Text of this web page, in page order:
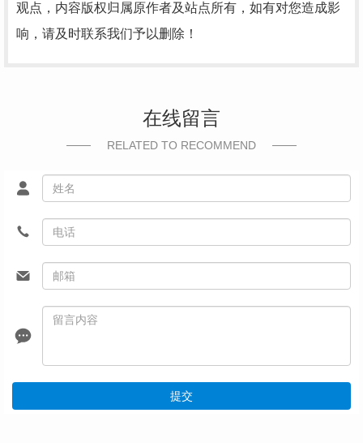
观点，内容版权归属原作者及站点所有，如有对您造成影
响，请及时联系我们予以删除！
在线留言
RELATED TO RECOMMEND
提交